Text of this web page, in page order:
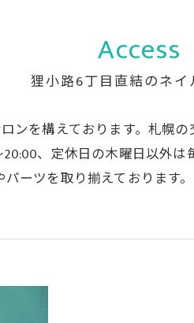
狸小路6丁目直結のネイ
Access
ンを構えております。札幌
、定休日の木曜日以外
ーツを取り揃えております。